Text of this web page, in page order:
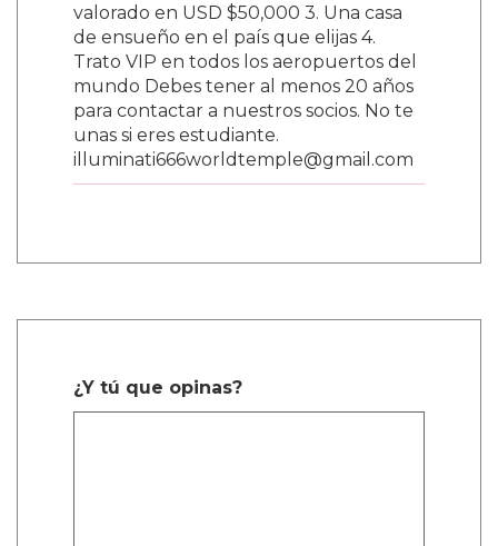
valorado en USD $50,000 3. Una casa
de ensueño en el país que elijas 4.
Trato VIP en todos los aeropuertos del
mundo Debes tener al menos 20 años
para contactar a nuestros socios. No te
unas si eres estudiante.
illuminati666worldtemple@gmail.com
¿Y tú que opinas?